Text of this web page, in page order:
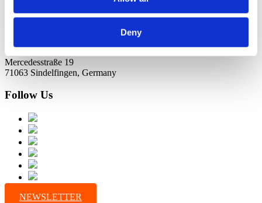
Deny
Mercedesstraße 19
71063 Sindelfingen, Germany
Follow Us
NEWSLETTER